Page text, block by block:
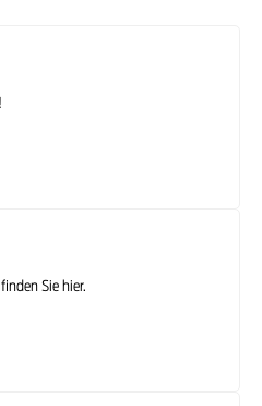
Sie hier.